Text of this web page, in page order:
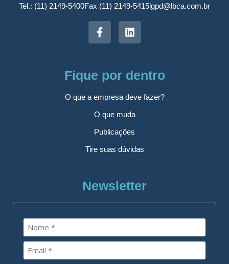
Tel.: (11) 2149-5400Fax (11) 2149-5415lgpd@lbca.com.br
Fique por dentro
O que a empresa deve fazer?
O que muda
Publicações
Tire suas dúvidas
Newsletter